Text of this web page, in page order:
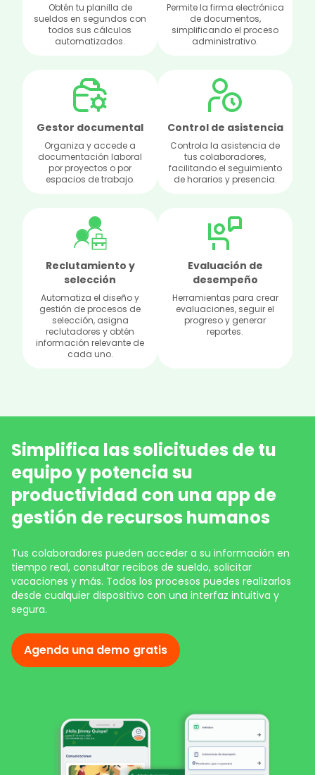
Obtén tu planilla de
sueldos en segundos con
todos sus cálculos
automatizados.
Permite la firma electrónica
de documentos,
simplificando el proceso
administrativo.
Gestor documental
Organiza y accede a
documentación laboral
por proyectos o por
espacios de trabajo.
Control de asistencia
Controla la asistencia de
tus colaboradores,
facilitando el seguimiento
de horarios y presencia.
Reclutamiento y
selección
Automatiza el diseño y
gestión de procesos de
selección, asigna
reclutadores y obtén
información relevante de
cada uno.
Evaluación de
desempeño
Herramientas para crear
evaluaciones, seguir el
progreso y generar
reportes.
Simplifica las solicitudes de tu
equipo y potencia su
productividad con una app de
gestión de recursos humanos
Tus colaboradores pueden acceder a su información en
tiempo real, consultar recibos de sueldo, solicitar
vacaciones y más. Todos los procesos puedes realizarlos
desde cualquier dispositivo con una interfaz intuitiva y
segura.
Agenda una demo gratis